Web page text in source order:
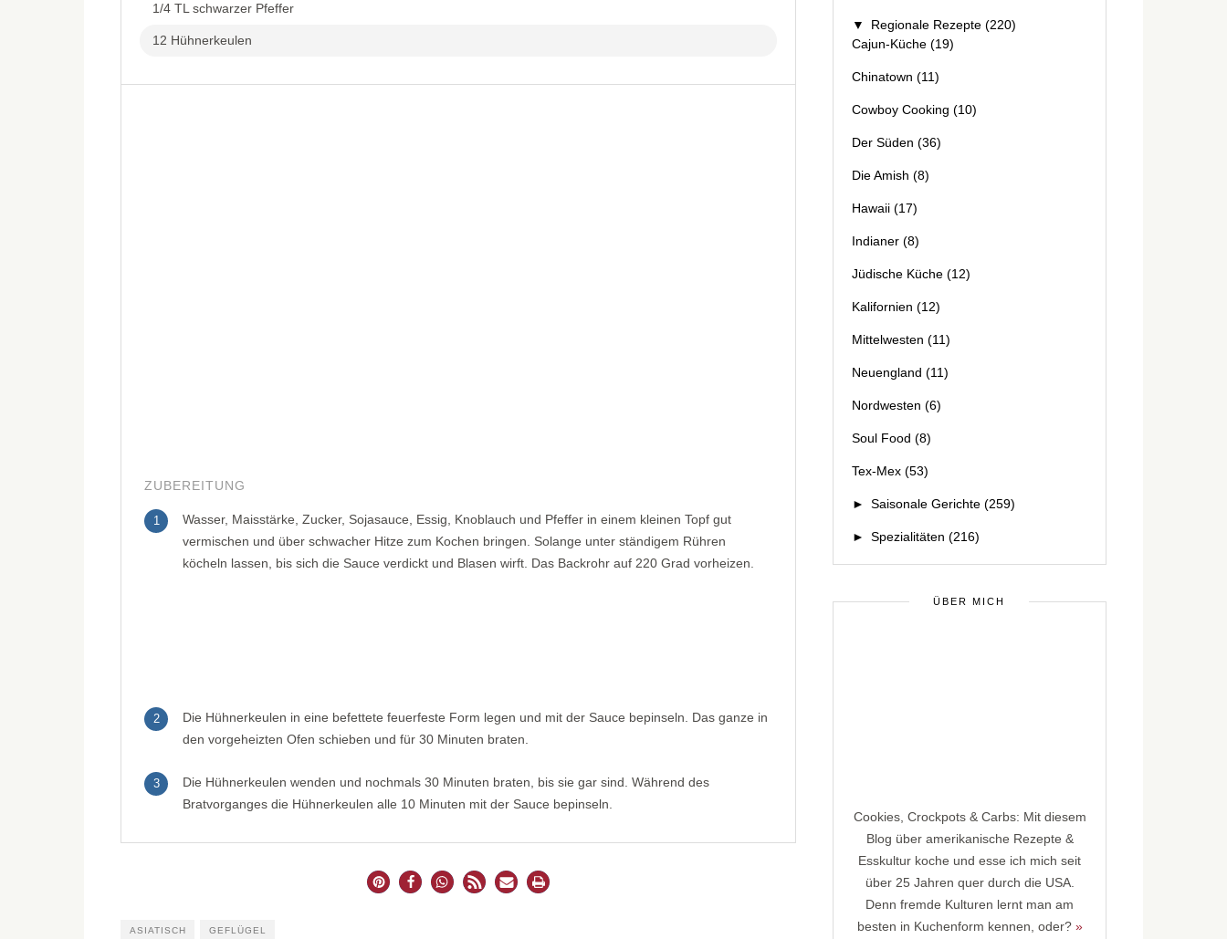
1/4 TL schwarzer Pfeffer
12 Hühnerkeulen
ZUBEREITUNG
1
Wasser, Maisstärke, Zucker, Sojasauce, Essig, Knoblauch und Pfeffer in einem kleinen Topf gut
vermischen und über schwacher Hitze zum Kochen bringen. Solange unter ständigem Rühren
köcheln lassen, bis sich die Sauce verdickt und Blasen wirft. Das Backrohr auf 220 Grad vorheizen.
2
Die Hühnerkeulen in eine befettete feuerfeste Form legen und mit der Sauce bepinseln. Das ganze in
den vorgeheizten Ofen schieben und für 30 Minuten braten.
3
Die Hühnerkeulen wenden und nochmals 30 Minuten braten, bis sie gar sind. Während des
Bratvorganges die Hühnerkeulen alle 10 Minuten mit der Sauce bepinseln.
ASIATISCH GEFLÜGEL
▼ Regionale Rezepte (220)
Cajun-Küche (19)
Chinatown (11)
Cowboy Cooking (10)
Der Süden (36)
Die Amish (8)
Hawaii (17)
Indianer (8)
Jüdische Küche (12)
Kalifornien (12)
Mittelwesten (11)
Neuengland (11)
Nordwesten (6)
Soul Food (8)
Tex-Mex (53)
► Saisonale Gerichte (259)
► Spezialitäten (216)
ÜBER MICH
Cookies, Crockpots & Carbs: Mit diesem
Blog über amerikanische Rezepte &
Esskultur koche und esse ich mich seit
über 25 Jahren quer durch die USA.
Denn fremde Kulturen lernt man am
besten in Kuchenform kennen, oder? »